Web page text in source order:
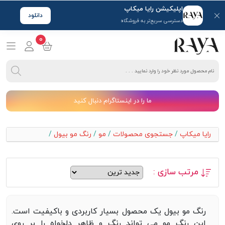
اپلیکیشن رایا میکاپ
دسترسی سریع‌تر به فروشگاه
دانلود
0
ما را در اینستاگرام دنبال کنید
رایا میکاپ / جستجوی محصولات / مو / رنگ مو بیول /
مرتب سازی :
رنگ مو بیول یک محصول بسیار کاربردی و باکیفیت است.